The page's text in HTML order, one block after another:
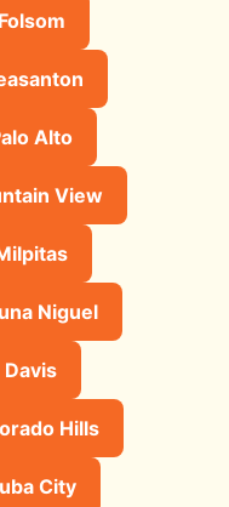
Alto
View
Niguel
Davis
Hills
City